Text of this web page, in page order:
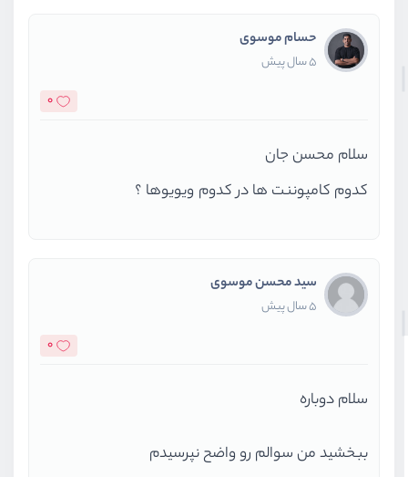
حسام موسوی
5 سال پیش
0
سلام محسن جان
کدوم کامپوننت ها در کدوم ویویوها ؟
سید محسن موسوی
5 سال پیش
0
سلام دوباره
ببخشید من سوالم رو واضح نپرسیدم